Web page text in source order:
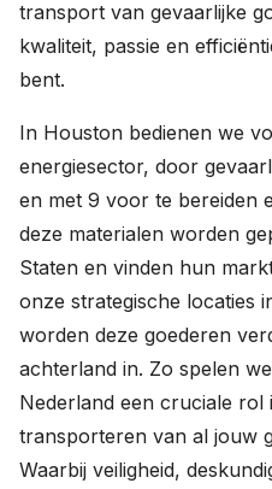
transport van gevaarlijke
kwaliteit, passie en
bent.
In Houston bedienen we
energiesector, door
en met 9 voor te bereiden
deze materialen worden
Staten en vinden hun
onze strategische locaties
worden deze goederen
achterland in. Zo spelen
Nederland een cruciale rol
transporteren van al jouw
Waarbij veiligheid,